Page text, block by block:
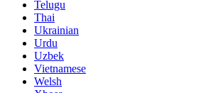
Telugu
Thai
Ukrainian
Urdu
Uzbek
Vietnamese
Welsh